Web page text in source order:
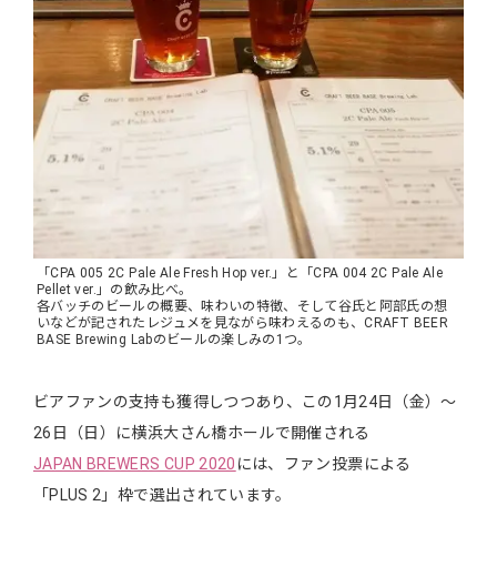
「CPA 005 2C Pale Ale Fresh Hop ver.」と「CPA 004 2C Pale Ale
Pellet ver.」の飲み比べ。
各バッチのビールの概要、味わいの特徴、そして谷氏と阿部氏の想
いなどが記されたレジュメを見ながら味わえるのも、CRAFT BEER
BASE Brewing Labのビールの楽しみの1つ。
ビアファンの支持も獲得しつつあり、この1月24日（金）〜
26日（日）に横浜大さん橋ホールで開催される
JAPAN BREWERS CUP 2020 には、ファン投票による
「PLUS 2」枠で選出されています。